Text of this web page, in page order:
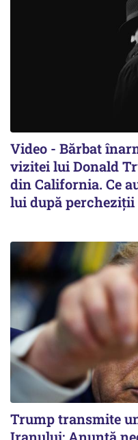
Video - Bărbat
vizitei lui Donald
din California. Ce
lui după percheziții
Trump transmite